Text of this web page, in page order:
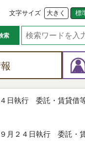
文字サイズ 大きく 標
索
日執行 委託・賃貸借
月２４日執行 委託・